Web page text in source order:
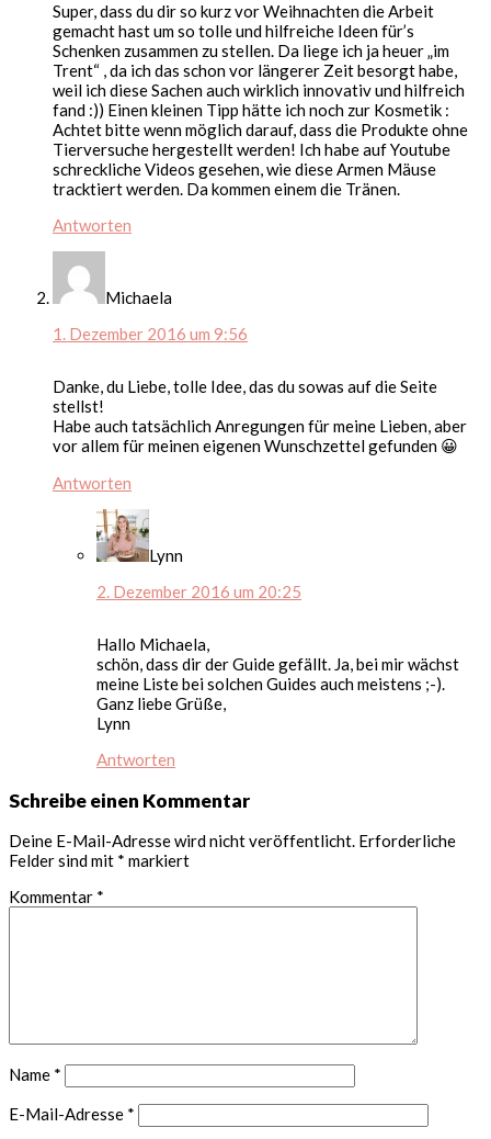
Super, dass du dir so kurz vor Weihnachten die Arbeit
gemacht hast um so tolle und hilfreiche Ideen für’s
Schenken zusammen zu stellen. Da liege ich ja heuer „im
Trent“ , da ich das schon vor längerer Zeit besorgt habe,
weil ich diese Sachen auch wirklich innovativ und hilfreich
fand :)) Einen kleinen Tipp hätte ich noch zur Kosmetik :
Achtet bitte wenn möglich darauf, dass die Produkte ohne
Tierversuche hergestellt werden! Ich habe auf Youtube
schreckliche Videos gesehen, wie diese Armen Mäuse
tracktiert werden. Da kommen einem die Tränen.
Antworten
Michaela
1. Dezember 2016 um 9:56
Danke, du Liebe, tolle Idee, das du sowas auf die Seite
stellst!
Habe auch tatsächlich Anregungen für meine Lieben, aber
vor allem für meinen eigenen Wunschzettel gefunden 😀
Antworten
Lynn
2. Dezember 2016 um 20:25
Hallo Michaela,
schön, dass dir der Guide gefällt. Ja, bei mir wächst
meine Liste bei solchen Guides auch meistens ;-).
Ganz liebe Grüße,
Lynn
Antworten
Schreibe einen Kommentar
Deine E-Mail-Adresse wird nicht veröffentlicht. Erforderliche
Felder sind mit * markiert
Kommentar *
Name *
E-Mail-Adresse *